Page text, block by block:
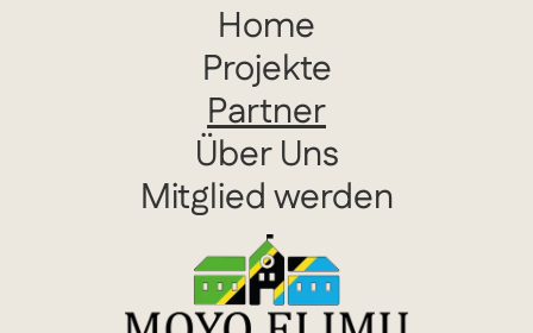
Home
Projekte
Partner
Über Uns
Mitglied werden